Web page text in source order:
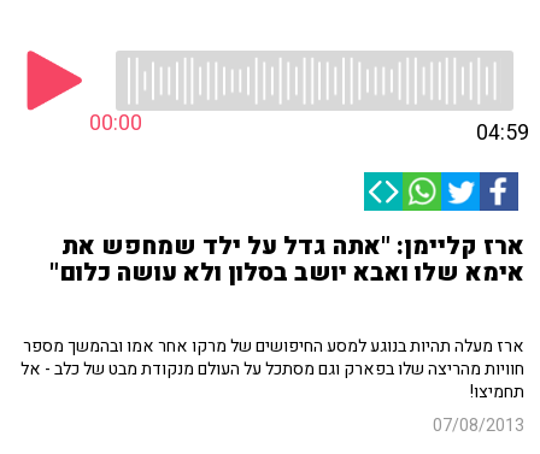
00:00 04:59
ארז קליימן: "אתה גדל על ילד שמחפש את
אימא שלו ואבא יושב בסלון ולא עושה כלום"
ארז מעלה תהיות בנוגע למסע החיפושים של מרקו אחר אמו ובהמשך מספר
חוויות מהריצה שלו בפארק וגם מסתכל על העולם מנקודת מבט של כלב - אל
תחמיצו!
07/08/2013